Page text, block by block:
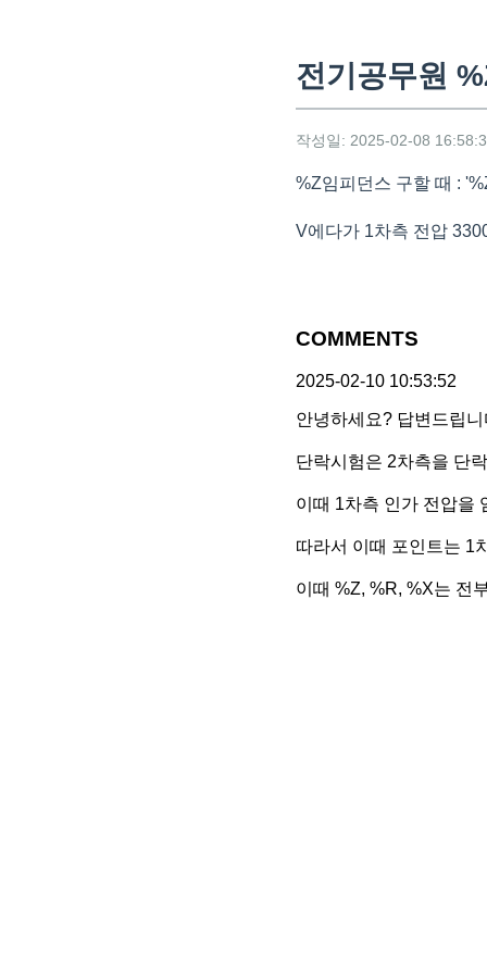
전기공무원
작성일: 2025-02-08
%Z임피던스 구할 때 :
V에다가 1차측 전압
COMMENTS
2025-02-10 10:53:52
안녕하세요? 답변드립니
단락시험은 2차측을 단
이때 1차측 인가 전압을
따라서 이때 포인트는 1
이때 %Z, %R, %X는 전